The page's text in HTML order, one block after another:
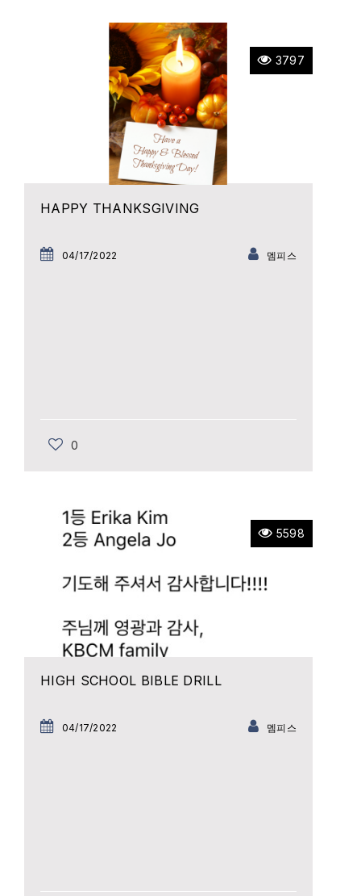
3797
HAPPY THANKSGIVING
04/17/2022 멤피스
0
5598
HIGH SCHOOL BIBLE DRILL
04/17/2022 멤피스